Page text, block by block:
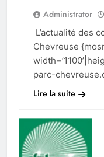
URBANISATION
Administrator
L’actualité des
Chevreuse
parc-
Lire la suite